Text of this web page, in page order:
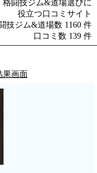
闘技ジム&道場選びに
役立つ口コミサイト
技ジム&道場数 1160 件
口コミ数 139 件
果画面